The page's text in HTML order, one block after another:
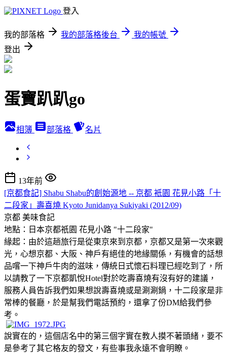
登入
我的部落格 我的部落格後台
我的帳號
登出
蛋寶趴趴go
相簿 部落格 名片
13年前
[京都食記] Shabu Shabu的創始源地 -- 京都 衹園 花見小路「十
二段家」壽喜燒 Kyoto Junidanya Sukiyaki (2012/09)
京都 美味食記
地點：日本京都祇園 花見小路 "十二段家"
緣起：由於這趟旅行是從東京來到京都，京都又是第一次來觀
光，心想京都、大阪、神戶有絕佳的地緣關係，有機會的話想
品嚐一下神戶牛肉的滋味，傳統日式懷石料理已經吃到了，所
以請教了一下京都凱悅Hotel對於吃壽喜燒有沒有好的建議，
服務人員告訴我們如果想說壽喜燒或是涮涮鍋，十二段家是非
常棒的餐廳，於是幫我們電話預約，還拿了份DM給我們參
考。
說實在的，這個店名中的第三個字實在教人摸不著頭緒 ，要不
是參考了其它格友的發文，有些事我永遠不會明瞭。